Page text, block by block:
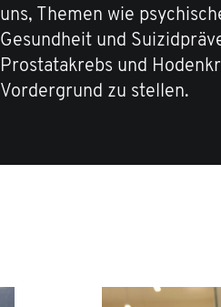
uns, Themen wie
Gesundheit und
Prostatakrebs und
Vordergrund zu stellen.